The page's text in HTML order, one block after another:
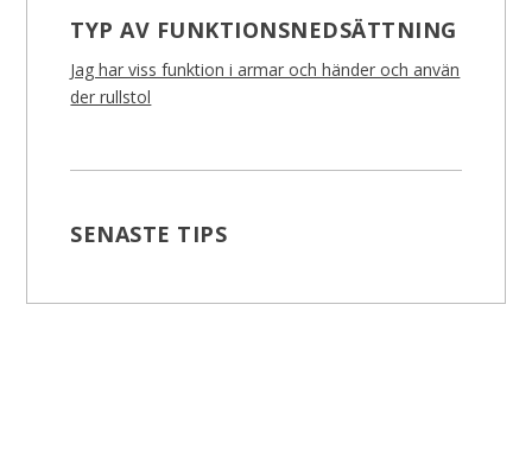
TYP AV FUNKTIONSNEDSÄTTNING
Jag har viss funktion i armar och händer och använ
der rullstol
SENASTE TIPS